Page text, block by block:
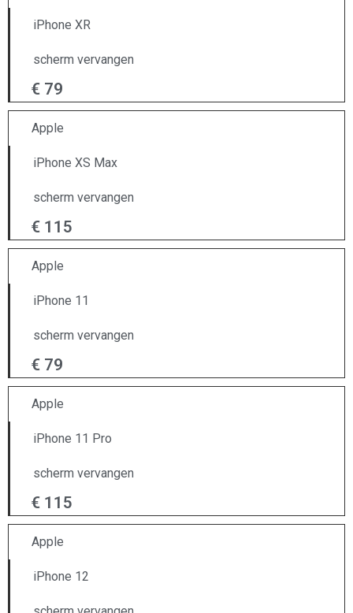
iPhone XR
scherm vervangen
€ 79
Apple
iPhone XS Max
scherm vervangen
€ 115
Apple
iPhone 11
scherm vervangen
€ 79
Apple
iPhone 11 Pro
scherm vervangen
€ 115
Apple
iPhone 12